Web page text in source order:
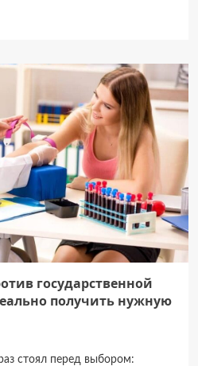
государственной
получить нужную
стоял перед выбором: